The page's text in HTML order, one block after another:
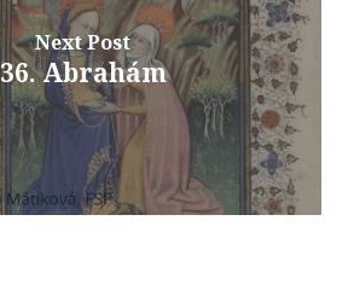
Next Post
36. Abrahám